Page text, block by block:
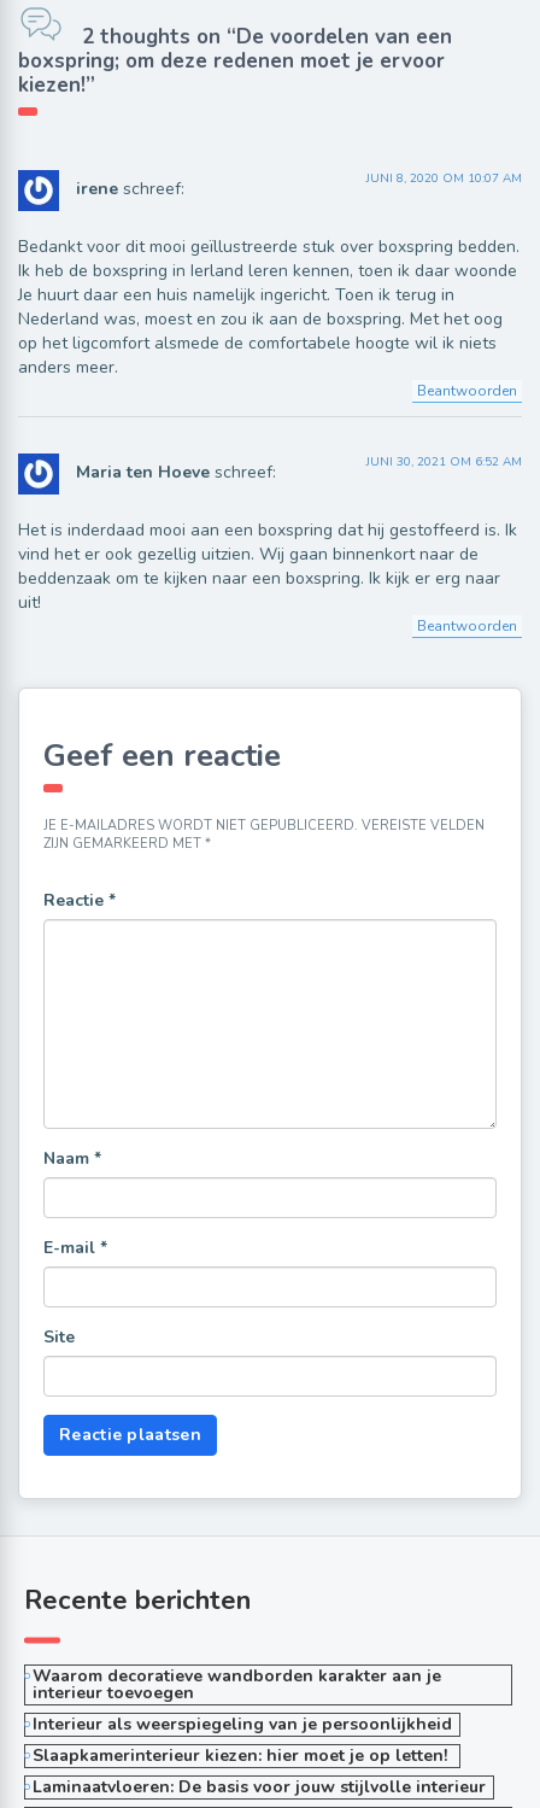
2 thoughts on “De voordelen van een
boxspring; om deze redenen moet je ervoor
kiezen!”
irene schreef: JUNI 8, 2020 OM 10:07 AM
Bedankt voor dit mooi geïllustreerde stuk over boxspring bedden.
Ik heb de boxspring in Ierland leren kennen, toen ik daar woonde
Je huurt daar een huis namelijk ingericht. Toen ik terug in
Nederland was, moest en zou ik aan de boxspring. Met het oog
op het ligcomfort alsmede de comfortabele hoogte wil ik niets
anders meer.
Beantwoorden
Maria ten Hoeve schreef: JUNI 30, 2021 OM 6:52 AM
Het is inderdaad mooi aan een boxspring dat hij gestoffeerd is. Ik
vind het er ook gezellig uitzien. Wij gaan binnenkort naar de
beddenzaak om te kijken naar een boxspring. Ik kijk er erg naar
uit!
Beantwoorden
Geef een reactie
JE E-MAILADRES WORDT NIET GEPUBLICEERD. VEREISTE VELDEN
ZIJN GEMARKEERD MET *
Reactie *
Naam *
E-mail *
Site
Recente berichten
Waarom decoratieve wandborden karakter aan je
interieur toevoegen
Interieur als weerspiegeling van je persoonlijkheid
Slaapkamerinterieur kiezen: hier moet je op letten!
Laminaatvloeren: De basis voor jouw stijlvolle interieur